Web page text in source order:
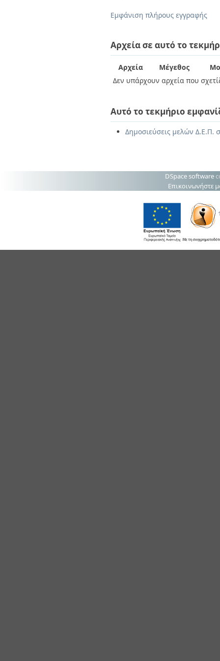
Εμφάνιση πλήρους εγγραφής
Αρχεία σε αυτό το
Αρχεία Μέγεθος
Δεν υπάρχουν αρχεία που
Αυτό το τεκμήριο
Δημοσιεύσεις μελών Δ.Ε.Π.
DSpace software
Επικοινωνήστε